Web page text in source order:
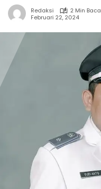
Redaksi
2 Min Baca
Februari 22, 2024